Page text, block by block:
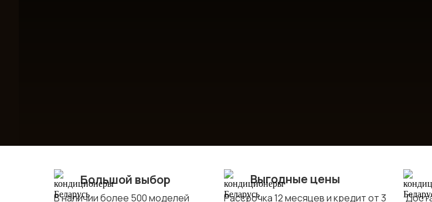
Выгодные цены
Рассрочка 12 месяцев и кредит от 3
Большой выбор
В наличии более 500 моделей